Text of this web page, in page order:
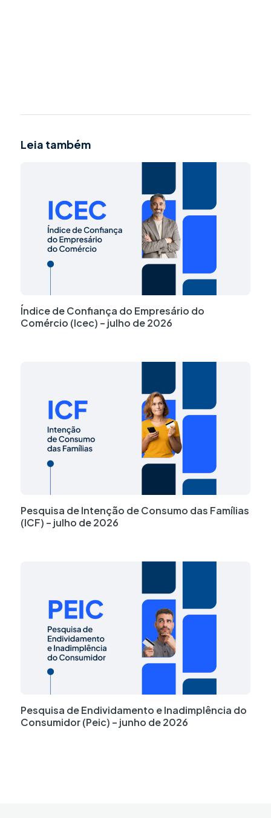
Powered By EmbedPress
Leia também
Índice de Confiança do Empresário do
Comércio (Icec) – julho de 2026
Pesquisa de Intenção de Consumo das Famílias
(ICF) – julho de 2026
Pesquisa de Endividamento e Inadimplência do
Consumidor (Peic) – junho de 2026